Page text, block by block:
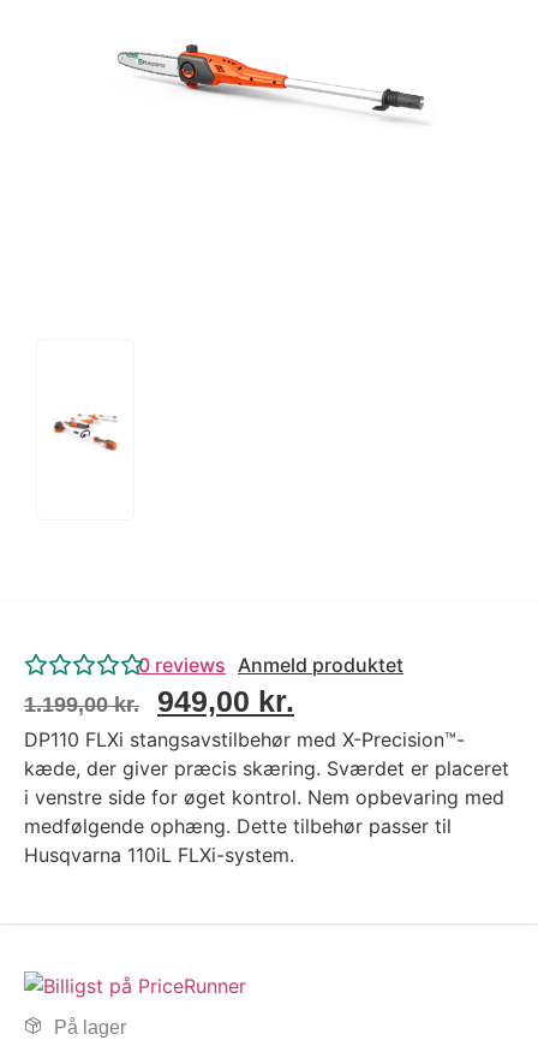
4.4 Google Reviews
0 reviews Anmeld produktet
1.199,00kr. 949,00 kr.
DP110 FLXi stangsavstilbehør med X-Precision™-
kæde, der giver præcis skæring. Sværdet er placeret
i venstre side for øget kontrol. Nem opbevaring med
medfølgende ophæng. Dette tilbehør passer til
Husqvarna 110iL FLXi-system.
På lager